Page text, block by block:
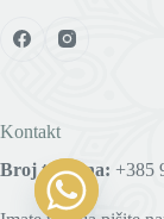
Kontakt
Broj telefona: +385